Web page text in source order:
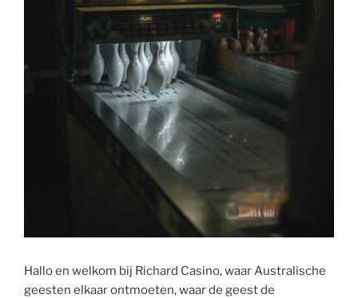
Hallo en welkom bij Richard Casino, waar Australische
geesten elkaar ontmoeten, waar de geest de